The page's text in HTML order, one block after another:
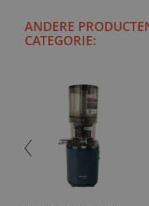
ANDERE
CATEGORIE: